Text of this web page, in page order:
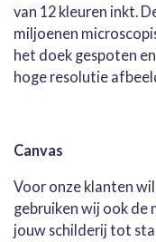
van 12 kleuren inkt.
miljoenen
het doek gespoten
hoge resolutie
Canvas
Voor onze klanten
gebruiken wij ook de
jouw schilderij tot